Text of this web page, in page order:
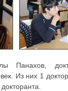
Панахов,
Из них 1